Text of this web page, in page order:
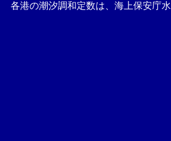
各港の潮汐調和定数は、海上保安庁